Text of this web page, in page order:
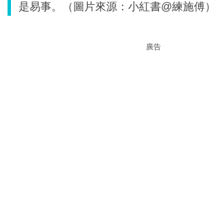
是易事。（圖片來源：小紅書@練施傅）
廣告